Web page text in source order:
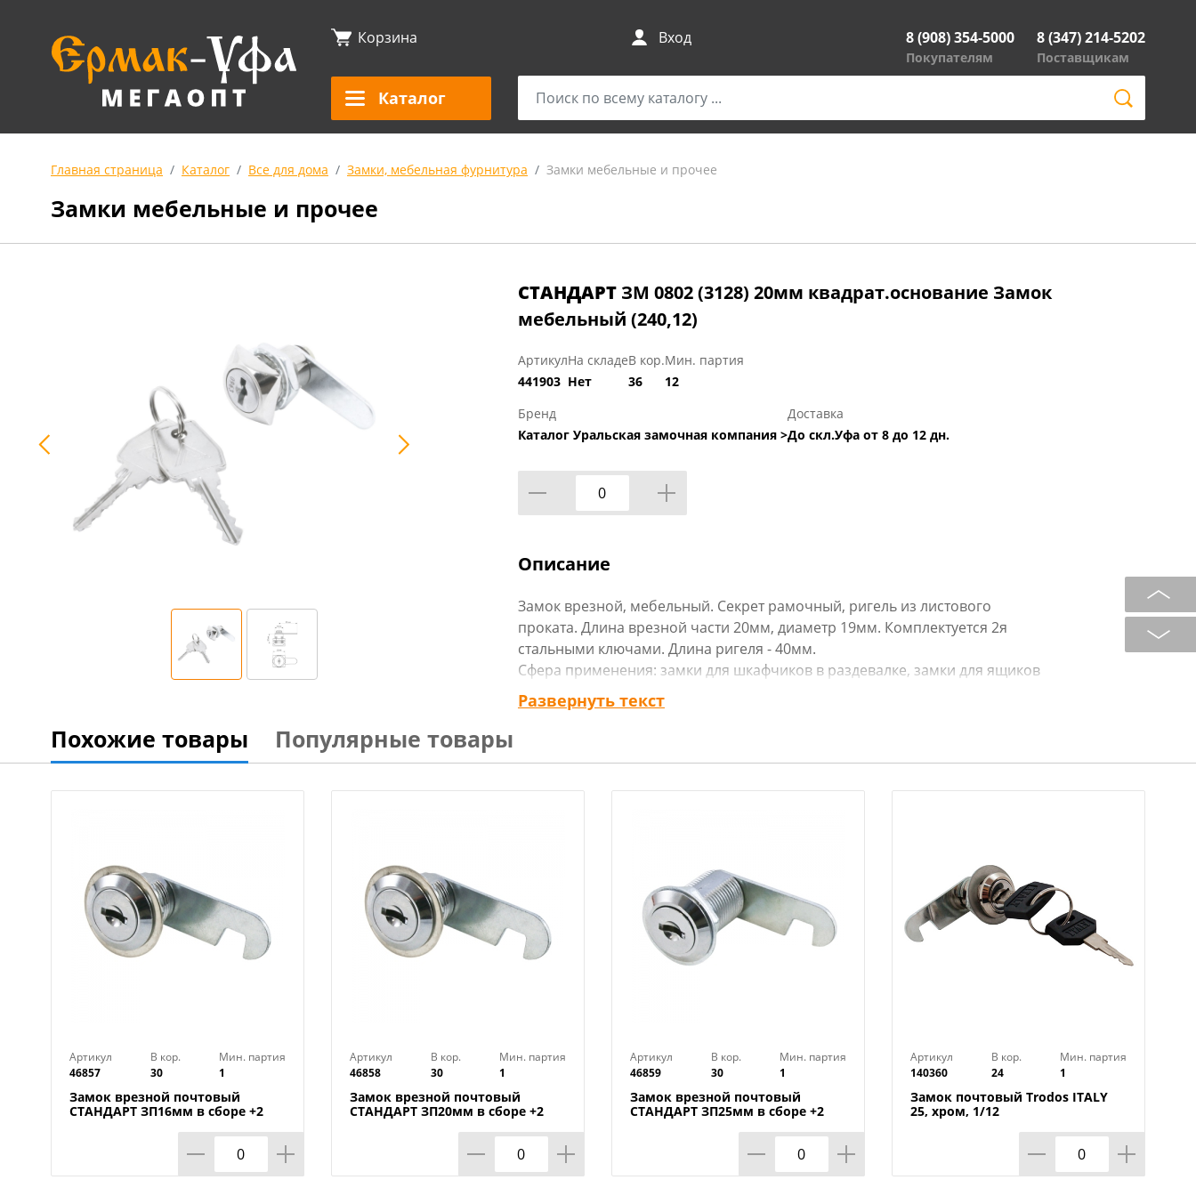
Корзина Вход 8 (908) 354-5000
Покупателям
8 (347) 214-5202
Поставщикам
Каталог
Главная страница Каталог Все для дома Замки, мебельная фурнитура Замки мебельные и прочее
Замки мебельные и прочее
СТАНДАРТ ЗМ 0802 (3128) 20мм квадрат.основание Замок
мебельный (240,12)
Артикул
441903
На складе
Нет
В кор.
36
Мин. партия
12
Бренд
Каталог Уральская замочная компания >
Доставка
До скл.Уфа от 8 до 12 дн.
Описание
Замок врезной, мебельный. Секрет рамочный, ригель из листового
проката. Длина врезной части 20мм, диаметр 19мм. Комплектуется 2я
стальными ключами. Длина ригеля - 40мм.
Сфера применения: замки для шкафчиков в раздевалке, замки для ящиков
хранения, замок защелка для бокса, металлические шкафы, почтовые
ящики, боксы для хранения вещей, электрощиты. Секретность - 1024
Количество ключей: 2
Количество ригелей: 1
Основное свойство: Аллюр-МИ
Транспортная упаковка: 1
Развернуть текст
Похожие товары Популярные товары
Артикул
46857
В кор.
30
Мин. партия
1
Замок врезной почтовый
СТАНДАРТ ЗП16мм в сборе +2
Артикул
46858
В кор.
30
Мин. партия
1
Замок врезной почтовый
СТАНДАРТ ЗП20мм в сборе +2
Артикул
46859
В кор.
30
Мин. партия
1
Замок врезной почтовый
СТАНДАРТ ЗП25мм в сборе +2
Артикул
140360
В кор.
24
Мин. партия
1
Замок почтовый Trodos ITALY
25, хром, 1/12